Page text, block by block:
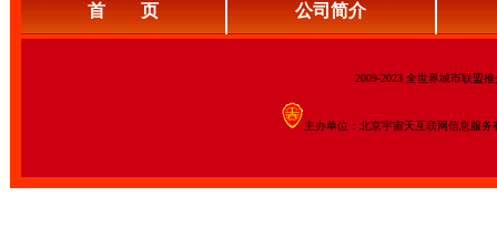
首 页 公司简介
2009-2023 全世界城市联盟
主办单位：北京宇宙天互联网信息服